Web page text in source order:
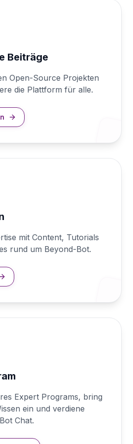
Beiträge
Open-Source Projekten
die Plattform für alle.
mit Content, Tutorials
rund um Beyond-Bot.
Expert Programs, bring
ein und verdiene
Chat.